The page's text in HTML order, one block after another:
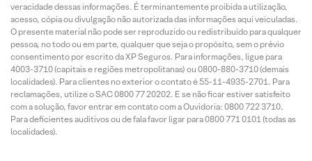
veracidade dessas informações. É terminantemente proibida a utilização,
acesso, cópia ou divulgação não autorizada das informações aqui veiculadas.
O presente material não pode ser reproduzido ou redistribuído para qualquer
pessoa, no todo ou em parte, qualquer que seja o propósito, sem o prévio
consentimento por escrito da XP Seguros. Para informações, ligue para
4003-3710 (capitais e regiões metropolitanas) ou 0800-880-3710 (demais
localidades). Para clientes no exterior o contato é 55-11-4935-2701. Para
reclamações, utilize o SAC 0800 77 20202. E se não ficar estiver satisfeito
com a solução, favor entrar em contato com a Ouvidoria: 0800 722 3710.
Para deficientes auditivos ou de fala favor ligar para 0800 771 0101 (todas as
localidades).